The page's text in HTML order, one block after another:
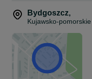
Bydgoszcz,
Kujawsko-pomorskie